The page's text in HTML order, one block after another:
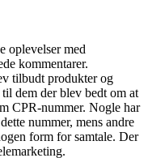
oplevelser med
kommentarer.
tilbudt produkter og
dem der blev bedt om at
CPR-nummer. Nogle har
nummer, mens andre
form for samtale. Der